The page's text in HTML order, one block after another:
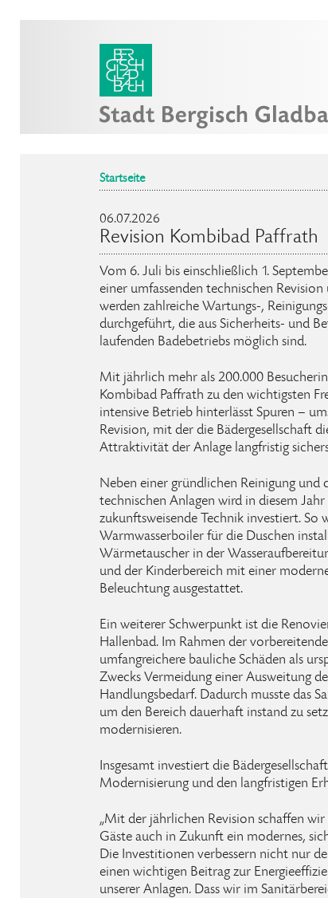
Startseite
06.07.2026
Revision Kombibad Paffrath
Vom 6. Juli bis einschließlich 1.
einer umfassenden technischen
werden zahlreiche Wartungs-,
durchgeführt, die aus Sicherheits- und
laufenden Badebetriebs möglich sind.
Mit jährlich mehr als 200.000
Kombibad Paffrath zu den wichtigsten
intensive Betrieb hinterlässt Spuren –
Revision, mit der die Bädergesellschaft
Attraktivität der Anlage langfristig
Neben einer gründlichen Reinigung
technischen Anlagen wird in diesem
zukunftsweisende Technik investiert. So
Warmwasserboiler für die Duschen
Wärmetauscher in der
und der Kinderbereich mit einer
Beleuchtung ausgestattet.
Ein weiterer Schwerpunkt ist die
Hallenbad. Im Rahmen der
umfangreichere bauliche Schäden als
Zwecks Vermeidung einer Ausweitung
Handlungsbedarf. Dadurch musste das
um den Bereich dauerhaft instand zu
modernisieren.
Insgesamt investiert die
Modernisierung und den langfristigen
„Mit der jährlichen Revision schaffen wir
Gäste auch in Zukunft ein modernes,
Die Investitionen verbessern nicht nur
einen wichtigen Beitrag zur
unserer Anlagen. Dass wir im